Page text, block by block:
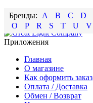
A B C D
O
P R S T U V
Приложения
Главная
О магазине
Как оформить заказ
Оплата / Доставка
Обмен / Возврат